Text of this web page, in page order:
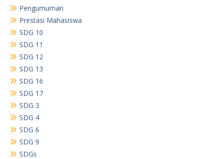
Pengumuman
Prestasi Mahasiswa
SDG 10
SDG 11
SDG 12
SDG 13
SDG 16
SDG 17
SDG 3
SDG 4
SDG 6
SDG 9
SDGs